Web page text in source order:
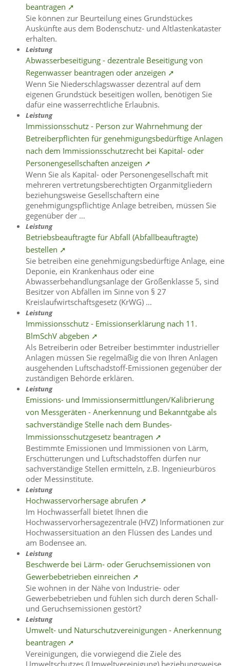
beantragen ➚
Sie können zur Beurteilung eines Grundstückes
Auskünfte aus dem Bodenschutz- und Altlastenkataster
erhalten.
Leistung
Abwasserbeseitigung - dezentrale Beseitigung von
Regenwasser beantragen oder anzeigen ➚
Wenn Sie Niederschlagswasser dezentral auf dem
eigenen Grundstück beseitigen wollen, benötigen Sie
dafür eine wasserrechtliche Erlaubnis.
Leistung
Immissionsschutz - Person zur Wahrnehmung der
Betreiberpflichten für genehmigungsbedürftige Anlagen
nach dem Immissionsschutzrecht bei Kapital- oder
Personengesellschaften anzeigen ➚
Wenn Sie als Kapital- oder Personengesellschaft mit
mehreren vertretungsberechtigten Organmitgliedern
beziehungsweise Gesellschaftern eine
genehmigungspflichtige Anlage betreiben, müssen Sie
gegenüber der …
Leistung
Betriebsbeauftragte für Abfall (Abfallbeauftragte)
bestellen ➚
Sie betreiben eine genehmigungsbedürftige Anlage, eine
Deponie, ein Krankenhaus oder eine
Abwasserbehandlungsanlage der Größenklasse 5, sind
Besitzer von Abfällen im Sinne von § 27
Kreislaufwirtschaftsgesetz (KrWG) …
Leistung
Immissionsschutz - Emissionserklärung nach 11.
BlmSchV abgeben ➚
Als Betreiberin oder Betreiber bestimmter industrieller
Anlagen müssen Sie regelmäßig die von Ihren Anlagen
ausgehenden Luftschadstoff-Emissionen gegenüber der
zuständigen Behörde erklären.
Leistung
Emissions- und Immissionsermittlungen/Kalibrierung
von Messgeräten - Anerkennung und Bekanntgabe als
sachverständige Stelle nach dem Bundes-
Immissionsschutzgesetz beantragen ➚
Bestimmte Emissionen und Immissionen von Lärm,
Erschütterungen und Luftschadstoffen dürfen nur
sachverständige Stellen ermitteln, z.B. Ingenieurbüros
oder Messinstitute.
Leistung
Hochwasservorhersage abrufen ➚
Im Hochwasserfall bietet Ihnen die
Hochwasservorhersagezentrale (HVZ) Informationen zur
Hochwassersituation an den Flüssen des Landes und
am Bodensee an.
Leistung
Beschwerde bei Lärm- oder Geruchsemissionen von
Gewerbebetrieben einreichen ➚
Sie wohnen in der Nähe von Industrie- oder
Gewerbebetrieben und fühlen sich durch deren Schall-
und Geruchsemissionen gestört?
Leistung
Umwelt- und Naturschutzvereinigungen - Anerkennung
beantragen ➚
Vereinigungen, die vorwiegend die Ziele des
Umweltschutzes (Umweltvereinigung) beziehungsweise